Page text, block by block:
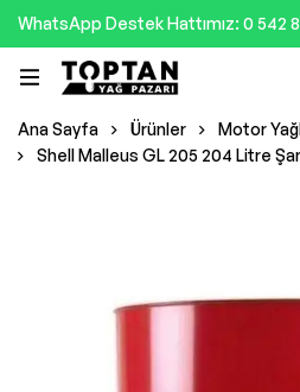
WhatsApp Destek Hattımız: 0 542
Ana Sayfa Ürünler
Motor
Shell Malleus GL 205 204 Litre